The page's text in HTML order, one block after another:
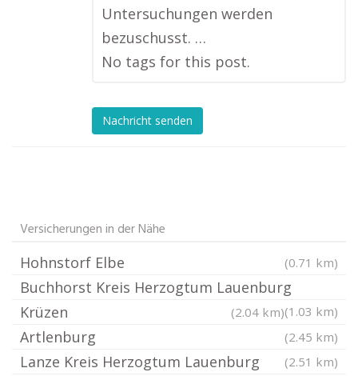
Untersuchungen werden
bezuschusst. …
No tags for this post.
Nachricht senden
Versicherungen in der Nähe
Hohnstorf Elbe (0.71 km)
Buchhorst Kreis Herzogtum Lauenburg
(1.03 km)
Krüzen (2.04 km)
Artlenburg (2.45 km)
Lanze Kreis Herzogtum Lauenburg (2.51 km)